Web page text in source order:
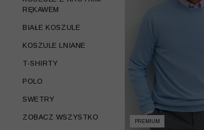
RĘKAWEM
BIAŁE KOSZULE
KOSZULE LNIANE
T-SHIRTY
POLO
SWETRY
ZOBACZ WSZYSTKO
PREMIUM